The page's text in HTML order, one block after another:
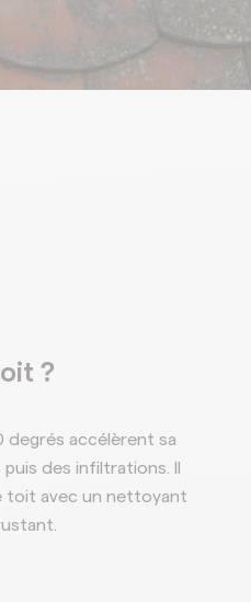
?
degrés accélèrent sa
des infiltrations. Il
toit avec un nettoyant